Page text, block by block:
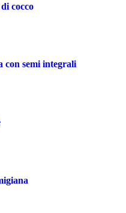
cocco
con semi integrali